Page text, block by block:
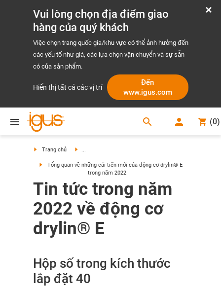
Vui lòng chọn địa điểm giao
hàng của quý khách
Việc chọn trang quốc gia/khu vực có thể ảnh hưởng đến
các yếu tố như giá, các lựa chọn vận chuyển và sự sẵn
có của sản phẩm.
Hiển thị tất cả các vị trí
Đến
www.igus.com
search (0)
Trang chủ ...
Tổng quan về những cải tiến mới của động cơ drylin® E
trong năm 2022
Tin tức trong năm
2022 về động cơ
drylin® E
Hộp số trong kích thước
lắp đặt 40